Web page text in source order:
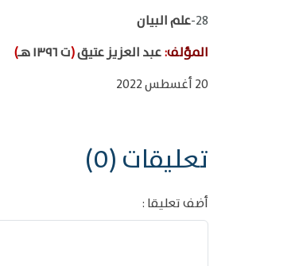
28- علم البيان
المؤلف:عبد العزيز عتيق(ت ١٣٩٦ هـ
)
20 أغسطس 2022
تعليقات (0)
أضف تعليقا :